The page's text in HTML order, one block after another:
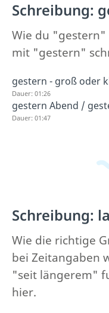
Schreibung:
Wie du
mit "gestern"
gestern - groß oder
Dauer: 01:26
gestern Abend /
Dauer: 01:47
Schreibung:
Wie die richtige
bei Zeitangaben
"seit längerem"
hier.